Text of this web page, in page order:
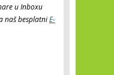
u Inboxu
naš besplatniE-